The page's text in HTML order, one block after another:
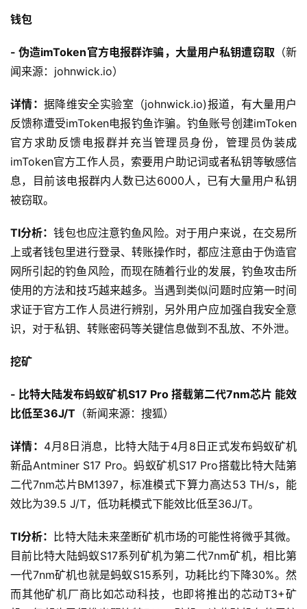
钱包
- 伪造imToken官方电报群诈骗，大量用户私钥遭窃取 （新
闻来源：johnwick.io）
详情：据降维安全实验室（johnwick.io)报道，有大量用户
反馈称遭受imToken电报钓鱼诈骗。钓鱼账号创建imToken
官方求助反馈电报群并充当管理员身份，管理员伪装成
imToken官方工作人员，索要用户助记词或者私钥等敏感信
息，目前该电报群内人数已达6000人，已有大量用户私钥
被窃取。
TI分析：钱包也应注意钓鱼风险。对于用户来说，在交易所
上或者钱包里进行登录、转账操作时，都应注意由于伪造官
网所引起的钓鱼风险，而现在随着行业的发展，钓鱼攻击所
使用的方法和技巧越来越多。当遇到类似问题时应第一时间
求证于官方工作人员进行辨别，另外用户应加强自我安全意
识，对于私钥、转账密码等关键信息做到不乱放、不外泄。
挖矿
- 比特大陆发布蚂蚁矿机S17 Pro 搭载第二代7nm芯片 能效
比低至36J/T （新闻来源：搜狐）
详情： 4月8日消息，比特大陆于4月8日正式发布蚂蚁矿机
新品Antminer S17 Pro。蚂蚁矿机S17 Pro搭载比特大陆第
二代7nm芯片BM1397，标准模式下算力高达53 TH/s，能
效比为39.5 J/T，低功耗模式下能效比低至36J/T。
TI分析：
比特大陆未来垄断矿机市场的可能性将微乎其微。
目前比特大陆蚂蚁S17系列矿机为第二代7nm矿机，相比第
一代7nm矿机也就是蚂蚁S15系列，功耗比约下降30%。然
而其他矿机厂商比如芯动科技，也即将推出的芯动T3+矿